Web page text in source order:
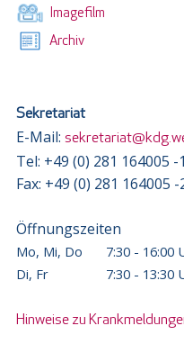
Imagefilm
Archiv
Sekretariat
E-Mail:
Tel: +49 (0) 281 164005 -
Fax: +49 (0) 281 164005 -
Öffnungszeiten
Mo, Mi, Do
7:30 - 16:00
Di, Fr
7:30 - 13:30
Hinweise zu